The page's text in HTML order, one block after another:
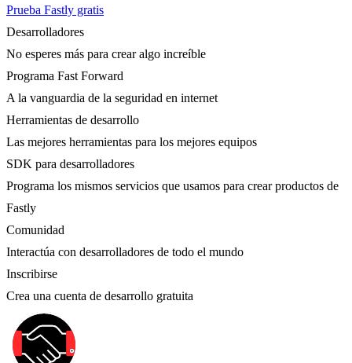
Prueba Fastly gratis
Desarrolladores
No esperes más para crear algo increíble
Programa Fast Forward
A la vanguardia de la seguridad en internet
Herramientas de desarrollo
Las mejores herramientas para los mejores equipos
SDK para desarrolladores
Programa los mismos servicios que usamos para crear productos de
Fastly
Comunidad
Interactúa con desarrolladores de todo el mundo
Inscribirse
Crea una cuenta de desarrollo gratuita